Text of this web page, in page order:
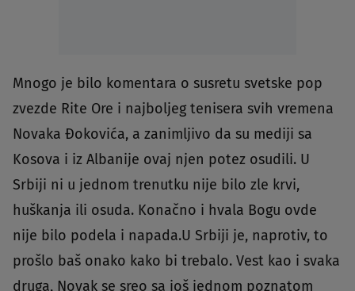
Mnogo je bilo komentara o susretu svetske pop
zvezde Rite Ore i najboljeg tenisera svih vremena
Novaka Đokovića, a zanimljivo da su mediji sa
Kosova i iz Albanije ovaj njen potez osudili. U
Srbiji ni u jednom trenutku nije bilo zle krvi,
huškanja ili osuda. Konačno i hvala Bogu ovde
nije bilo podela i napada.U Srbiji je, naprotiv, to
prošlo baš onako kako bi trebalo. Vest kao i svaka
druga, Novak se sreo sa još jednom poznatom